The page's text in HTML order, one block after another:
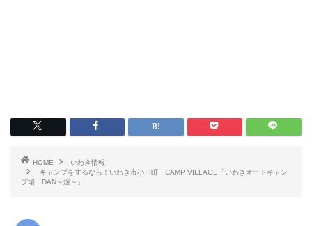
HOME
いわき情報
キャンプをするなら！いわき市小川町 CAMP VILLAGE「いわきオートキャン
プ場 DAN～煖～」
いわき市グルメ
洋食